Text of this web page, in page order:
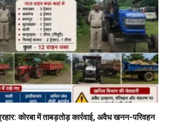
कोरबा में ताबड़तोड़ कार्रवाई, अवैध खनन-परिवहन